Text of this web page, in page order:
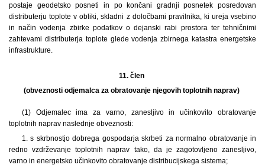
postaje geodetsko posneti in po končani gradnji posnetek posredovan
distributerju toplote v obliki, skladni z določbami pravilnika, ki ureja vsebino
in način vodenja zbirke podatkov o dejanski rabi prostora ter tehničnimi
zahtevami distributerja toplote glede vodenja zbirnega katastra energetske
infrastrukture.
11. člen
(obveznosti odjemalca za obratovanje njegovih toplotnih naprav)
(1) Odjemalec ima za varno, zanesljivo in učinkovito obratovanje
toplotnih naprav naslednje obveznosti:
1. s skrbnostjo dobrega gospodarja skrbeti za normalno obratovanje in
redno vzdrževanje toplotnih naprav tako, da je zagotovljeno zanesljivo,
varno in energetsko učinkovito obratovanje distribucijskega sistema;